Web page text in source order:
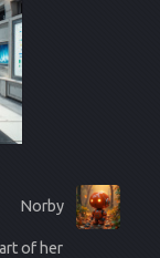
Norby
of her